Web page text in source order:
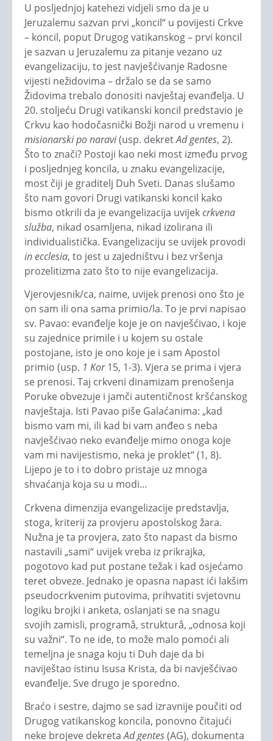
U posljednjoj katehezi vidjeli smo da je u
Jeruzalemu sazvan prvi „koncil“ u povijesti Crkve
– koncil, poput Drugog vatikanskog – prvi koncil
je sazvan u Jeruzalemu za pitanje vezano uz
evangelizaciju, to jest navješćivanje Radosne
vijesti nežidovima – držalo se da se samo
Židovima trebalo donositi navještaj evanđelja. U
20. stoljeću Drugi vatikanski koncil predstavio je
Crkvu kao hodočasnički Božji narod u vremenu i
misionarski po naravi(usp. dekretAd gentes, 2).
Što to znači? Postoji kao neki most između prvog
i posljednjeg koncila, u znaku evangelizacije,
most čiji je graditelj Duh Sveti. Danas slušamo
što nam govori Drugi vatikanski koncil kako
bismo otkrili da je evangelizacija uvijekcrkvena
služba, nikad osamljena, nikad izolirana ili
individualistička. Evangelizaciju se uvijek provodi
in ecclesia, to jest u zajedništvu i bez vršenja
prozelitizma zato što to nije evangelizacija.
Vjerovjesnik/ca, naime, uvijek prenosi ono što je
on sam ili ona sama primio/la. To je prvi napisao
sv. Pavao: evanđelje koje je on navješćivao, i koje
su zajednice primile i u kojem su ostale
postojane, isto je ono koje je i sam Apostol
primio (usp. 1 Kor15, 1-3). Vjera se prima i vjera
se prenosi. Taj crkveni dinamizam prenošenja
Poruke obvezuje i jamči autentičnost kršćanskog
navještaja. Isti Pavao piše Galaćanima: „kad
bismo vam mi, ili kad bi vam anđeo s neba
navješćivao neko evanđelje mimo onoga koje
vam mi navijestismo, neka je proklet“ (1, 8).
Lijepo je to i to dobro pristaje uz mnoga
shvaćanja koja su u modi…
Crkvena dimenzija evangelizacije predstavlja,
stoga, kriterij za provjeru apostolskog žara.
Nužna je ta provjera, zato što napast da bismo
nastavili „sami“ uvijek vreba iz prikrajka,
pogotovo kad put postane težak i kad osjećamo
teret obveze. Jednako je opasna napast ići lakšim
pseudocrkvenim putovima, prihvatiti svjetovnu
logiku brojki i anketa, oslanjati se na snagu
svojih zamisli, programâ, strukturâ, „odnosa koji
su važni“. To ne ide, to može malo pomoći ali
temeljna je snaga koju ti Duh daje da bi
naviještao istinu Isusa Krista, da bi navješćivao
evanđelje. Sve drugo je sporedno.
Braćo i sestre, dajmo se sad izravnije poučiti od
Drugog vatikanskog koncila, ponovno čitajući
neke brojeve dekretaAd gentes(AG), dokumenta